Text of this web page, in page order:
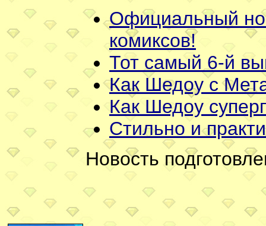
Официальный
комиксов!
Тот самый 6-й
Как Шедоу с
Как Шедоу
Стильно и
Новость